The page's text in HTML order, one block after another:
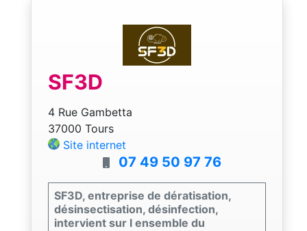
SF3D
4 Rue Gambetta
37000 Tours
Site internet
07 49 50 97 76
SF3D, entreprise de dératisation,
désinsectisation, désinfection,
intervient sur l ensemble du